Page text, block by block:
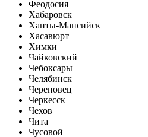
Феодосия
Хабаровск
Ханты-Мансийск
Хасавюрт
Химки
Чайковский
Чебоксары
Челябинск
Череповец
Черкесск
Чехов
Чита
Чусовой